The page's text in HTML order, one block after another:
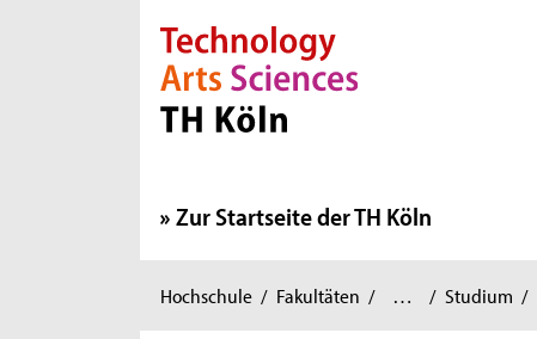
Direkt zur Hauptnavigation
Direkt zur Subnavigation
Direkt zum Inhalt
Direkt zum Fußbereich
Zur Startseite der TH Köln
Sie
Hochschule / Fakultäten / … /
Informatik
Institut
Studium /